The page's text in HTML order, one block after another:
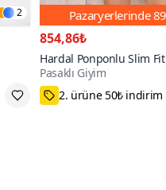
2 Pazaryerlerinde
854,86₺
Hardal Ponponlu Slim
Gömlek
Pasaklı Giyim
75₺ Kupon Fırsatı